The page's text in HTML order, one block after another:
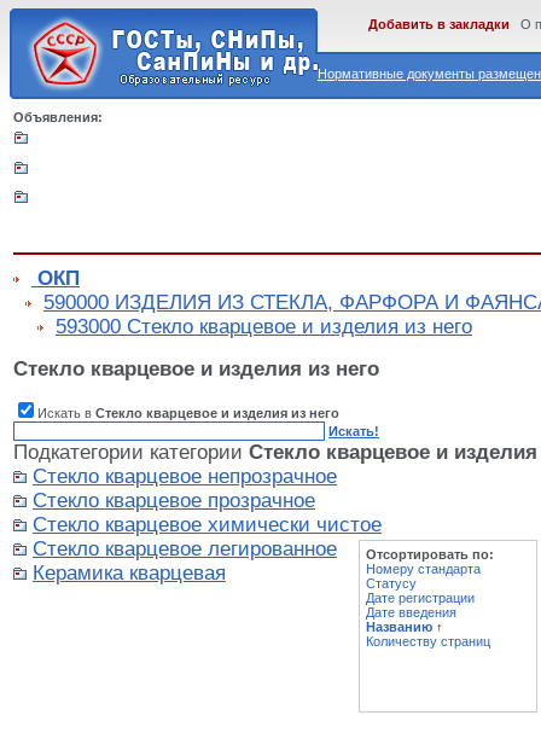
Нормативные документы
Добавить в закладки О
Объявления:
ОКП
590000 ИЗДЕЛИЯ ИЗ СТЕКЛА, ФАРФОРА И
593000 Стекло кварцевое и изделия из него
Стекло кварцевое и изделия из него
Искать в Стекло кварцевое и изделия из него
Искать!
Подкатегории категории Стекло кварцевое и изделия
Стекло кварцевое непрозрачное
Стекло кварцевое прозрачное
Стекло кварцевое химически чистое
Стекло кварцевое легированное
Керамика кварцевая
Отсортировать по:
Номеру стандарта
Статусу
Дате регистрации
Дате введения
Названию ↑
Количеству страниц